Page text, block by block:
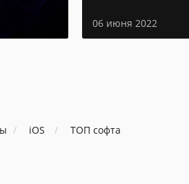
06 июня 2022
iOS ТОП софта